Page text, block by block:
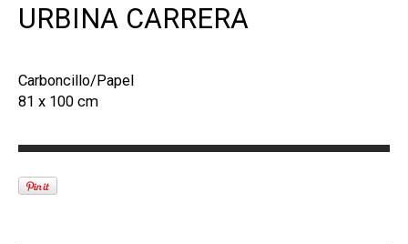
URBINA CARRERA
Carboncillo/Papel
81 x 100 cm